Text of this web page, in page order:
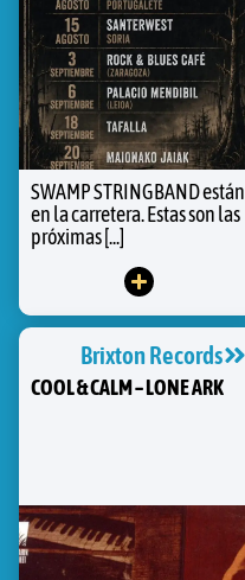
SWAMP STRINGBAND están
en la carretera. Estas son las
próximas [...]
Brixton Records
COOL & CALM – LONE ARK